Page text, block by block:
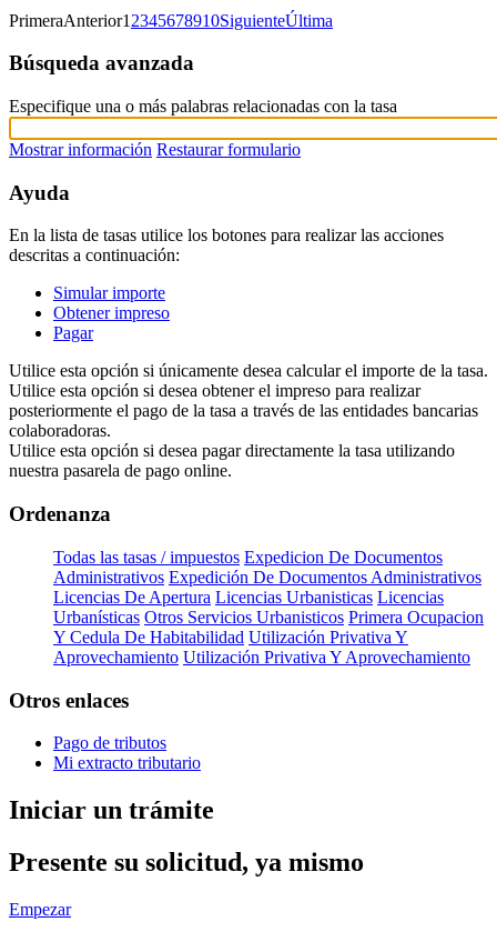
PrimeraAnterior1 2345678910SiguienteÚltima
Búsqueda avanzada
Especifique una o más palabras relacionadas con la tasa
Mostrar información Restaurar formulario
Ayuda
En la lista de tasas utilice los botones para realizar las acciones
descritas a continuación:
Simular importe
Obtener impreso
Pagar
Utilice esta opción si únicamente desea calcular el importe de la tasa.
Utilice esta opción si desea obtener el impreso para realizar
posteriormente el pago de la tasa a través de las entidades bancarias
colaboradoras.
Utilice esta opción si desea pagar directamente la tasa utilizando
nuestra pasarela de pago online.
Ordenanza
Todas las tasas / impuestos Expedicion De Documentos
Administrativos Expedición De Documentos Administrativos
Licencias De Apertura Licencias Urbanisticas Licencias
Urbanísticas Otros Servicios Urbanisticos Primera Ocupacion
Y Cedula De Habitabilidad Utilización Privativa Y
Aprovechamiento Utilización Privativa Y Aprovechamiento
Otros enlaces
Pago de tributos
Mi extracto tributario
Iniciar un trámite
Presente su solicitud, ya mismo
Empezar